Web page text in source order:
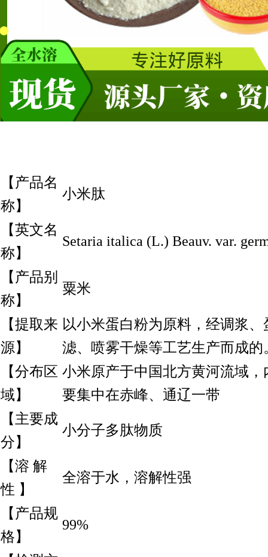
【产品名
称】
小米肽
【英文名
称】
Setaria italica (L.) Beauv. var.
【产品别
称】
粟米
【提取来
源】
以小米蛋白粉为原料，经调浆
滤、喷雾干燥等工艺生产而成的
【分布区
域】
小米原产于中国北方黄河流域
要集中在赤峰、通辽一带
【主要成
分】
小分子多肽物质
【溶 解
性 】
全溶于水，溶解性强
【产品规
格】
99%